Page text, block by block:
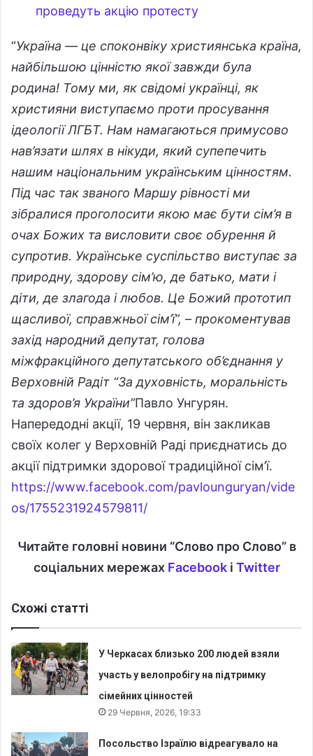
проведуть акцію протесту
“Україна — це споконвіку християнська країна,
найбільшою цінністю якої завжди була
родина! Тому ми, як свідомі українці, як
християни виступаємо проти просування
ідеології ЛГБТ. Нам намагаються примусово
нав’язати шлях в нікуди, який супепечить
нашим національним українським цінностям.
Під час так званого Маршу рівності ми
зібралися проголосити якою має бути сім’я в
очах Божих та висловити своє обурення й
супротив. Українське суспільство виступає за
природну, здорову сім’ю, де батько, мати і
діти, де злагода і любов. Це Божий прототип
щасливої, справжньої сім’ї”, – прокоментував
захід народний депутат, голова
міжфракційного депутатського об’єднання у
Верховній Радіт “За духовність, моральність
та здоров’я України”Павло Унгурян.
Напередодні акції, 19 червня, він закликав
своїх колег у Верховній Раді приєднатись до
акції підтримки здорової традиційної сім’ї.
https://www.facebook.com/pavlounguryan/vide
os/1755231924579811/
Читайте головні новини “Слово про Слово” в
соціальних мережах Facebookі Twitter
Схожі статті
У Черкасах близько 200 людей взяли
участь у велопробігу на підтримку
сімейних цінностей
29 Червня, 2026, 19:33
Посольство Ізраїлю відреагувало на